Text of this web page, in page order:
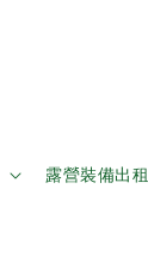
露營裝備出租